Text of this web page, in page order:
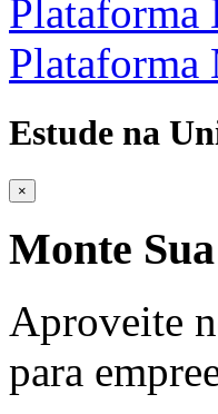
Estude na
×
Monte
Aproveite
para